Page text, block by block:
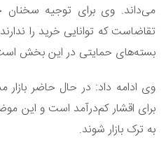
می‌داند. وی برای توجیه
تقاضاست که توانایی خرید را
بسته‌های حمایتی در این بخش
وی ادامه داد: در حال حاضر
برای اقشار کم‌درآمد است و این
به ترک بازار شوند.